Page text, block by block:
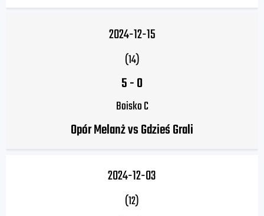
2024-12-15
(14)
5-0
Boisko C
Opór Melanż vs Gdzieś Grali
2024-12-03
(12)